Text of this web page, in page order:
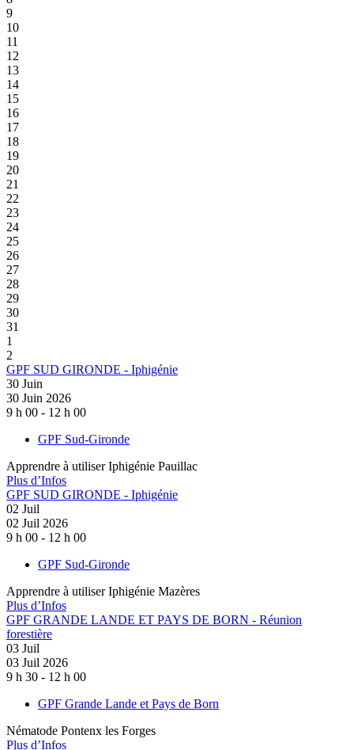
9
10
11
12
13
14
15
16
17
18
19
20
21
22
23
24
25
26
27
28
29
30
31
1
2
GPF SUD GIRONDE - Iphigénie
30 Juin
30 Juin 2026
9 h 00 - 12 h 00
GPF Sud-Gironde
Apprendre à utiliser Iphigénie Pauillac
Plus d’Infos
GPF SUD GIRONDE - Iphigénie
02 Juil
02 Juil 2026
9 h 00 - 12 h 00
GPF Sud-Gironde
Apprendre à utiliser Iphigénie Mazères
Plus d’Infos
GPF GRANDE LANDE ET PAYS DE BORN - Réunion
forestière
03 Juil
03 Juil 2026
9 h 30 - 12 h 00
GPF Grande Lande et Pays de Born
Nématode Pontenx les Forges
Plus d’Infos